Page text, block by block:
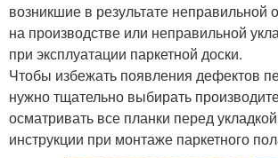
возникшие в результате неправильной
на производстве или неправильной
при эксплуатации паркетной доски.
Чтобы избежать появления дефектов
нужно тщательно выбирать
осматривать все планки перед
инструкции при монтаже паркетного